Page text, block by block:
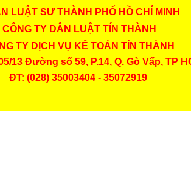
hợp theo phong thuỷ
...xem chi tiết
báo cáo thuế
...xem chi tiết
LUẬT SƯ THÀNH PHỐ HỒ CHÍ MINH
CÔNG TY DÂN LUẬT TÍN THÀNH
TY DỊCH VỤ KẾ TOÁN TÍN THÀNH
13 Đường số 59, P.14, Q. Gò Vấp, TP
ĐT: (028) 35003404 - 35072919